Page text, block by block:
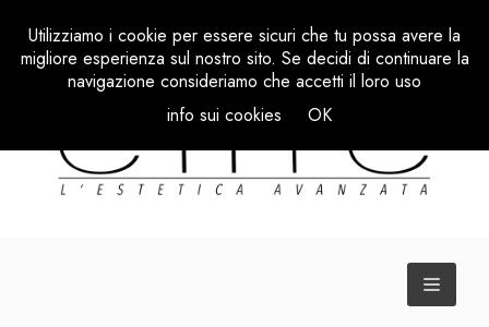
Utilizziamo i cookie per essere sicuri che tu possa avere la
migliore esperienza sul nostro sito. Se decidi di continuare la
navigazione consideriamo che accetti il loro uso
info sui cookies
OK